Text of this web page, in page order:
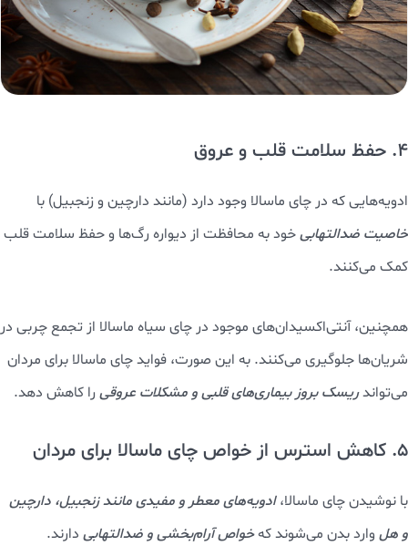
4. حفظ سلامت قلب و عروق
ادویه‌هایی که در چای ماسالا وجود دارد (مانند دارچین و زنجبیل) با
خاصیت ضدالتهابیخود به محافظت از دیواره رگ‌ها و حفظ سلامت قلب
کمک می‌کنند.
همچنین، آنتی‌اکسیدان‌های موجود در چای سیاه ماسالا از تجمع چربی در
شریان‌ها جلوگیری می‌کنند. به این صورت، فواید چای ماسالا برای مردان
می‌تواندریسک بروز بیماری‌های قلبی و مشکلات عروقی را کاهش دهد.
5. کاهش استرس از خواص چای ماسالا برای مردان
با نوشیدن چای ماسالا،ادویه‌های معطر و مفیدی مانند زنجبیل، دارچین
و هل وارد بدن می‌شوند کهخواص آرام‌بخشی و ضدالتهابی دارند.